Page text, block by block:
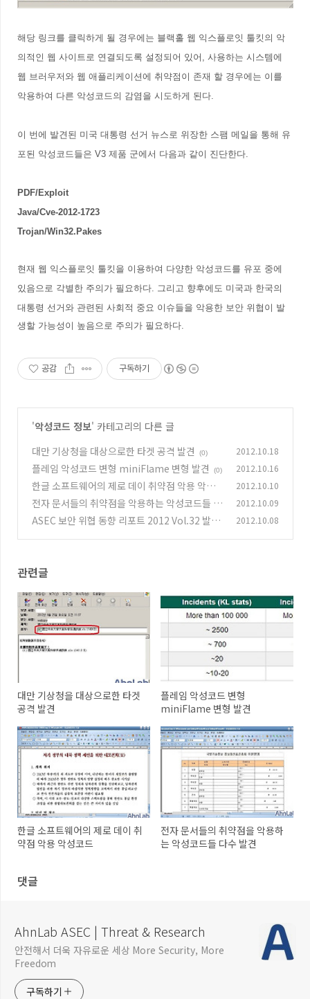
해당 링크를 클릭하게 될 경우에는 블랙홀 웹 익스플로잇 툴킷의 악
의적인 웹 사이트로 연결되도록 설정되어 있어, 사용하는 시스템에
웹 브러우저와 웹 애플리케이션에 취약점이 존재 할 경우에는 이를
악용하여 다른 악성코드의 감염을 시도하게 된다.
이 번에 발견된 미국 대통령 선거 뉴스로 위장한 스팸 메일을 통해 유
포된 악성코드들은 V3 제품 군에서 다음과 같이 진단한다.
PDF/Exploit
Java/Cve-2012-1723
Trojan/Win32.Pakes
현재 웹 익스플로잇 툴킷을 이용하여 다양한 악성코드를 유포 중에
있음으로 각별한 주의가 필요하다. 그리고 향후에도 미국과 한국의
대통령 선거와 관련된 사회적 중요 이슈들을 악용한 보안 위협이 발
생할 가능성이 높음으로 주의가 필요하다.
공감 구독하기
'악성코드 정보' 카테고리의 다른 글
대만 기상청을 대상으로한 타겟 공격 발견
(0) 2012.10.18
플레임 악성코드 변형 miniFlame 변형 발견 (0) 2012.10.16
한글 소프트웨어의 제로 데이 취약점 악용 악성
코드 (0)
2012.10.10
전자 문서들의 취약점을 악용하는 악성코드들 다
수 발견 (0)
2012.10.09
ASEC 보안 위협 동향 리포트 2012 Vol.32 발간 2012.10.08
관련글
대만 기상청을 대상으로한 타겟
공격 발견
플레임 악성코드 변형
miniFlame 변형 발견
한글 소프트웨어의 제로 데이 취
약점 악용 악성코드
전자 문서들의 취약점을 악용하
는 악성코드들 다수 발견
댓글
AhnLab ASEC | Threat & Research
안전해서 더욱 자유로운 세상 More Security, More
Freedom
구독하기